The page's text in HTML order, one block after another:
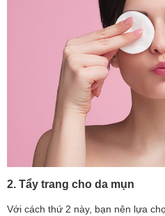
2. Tẩy trang cho da mụn
Với cách thứ 2 này, bạn nên lựa